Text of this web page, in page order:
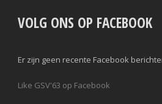
VOLG ONS OP FACEBOOK
Er zijn geen recente Facebook
Like GSV'63 op Facebook